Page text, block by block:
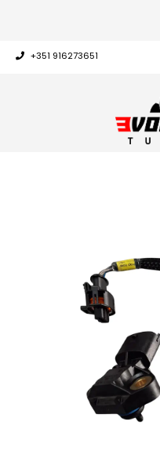
+351 916273651